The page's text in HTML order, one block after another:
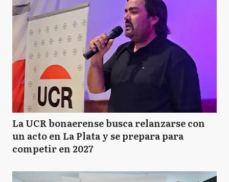
La UCR bonaerense busca relanzarse con
un acto en La Plata y se prepara para
competir en 2027